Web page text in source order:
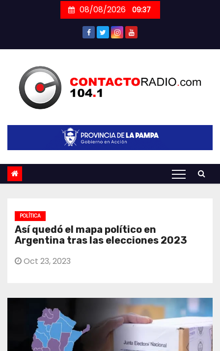
08/08/2026 09:37
POLÍTICA
Así quedó el mapa político en
Argentina tras las elecciones 2023
Oct 23, 2023